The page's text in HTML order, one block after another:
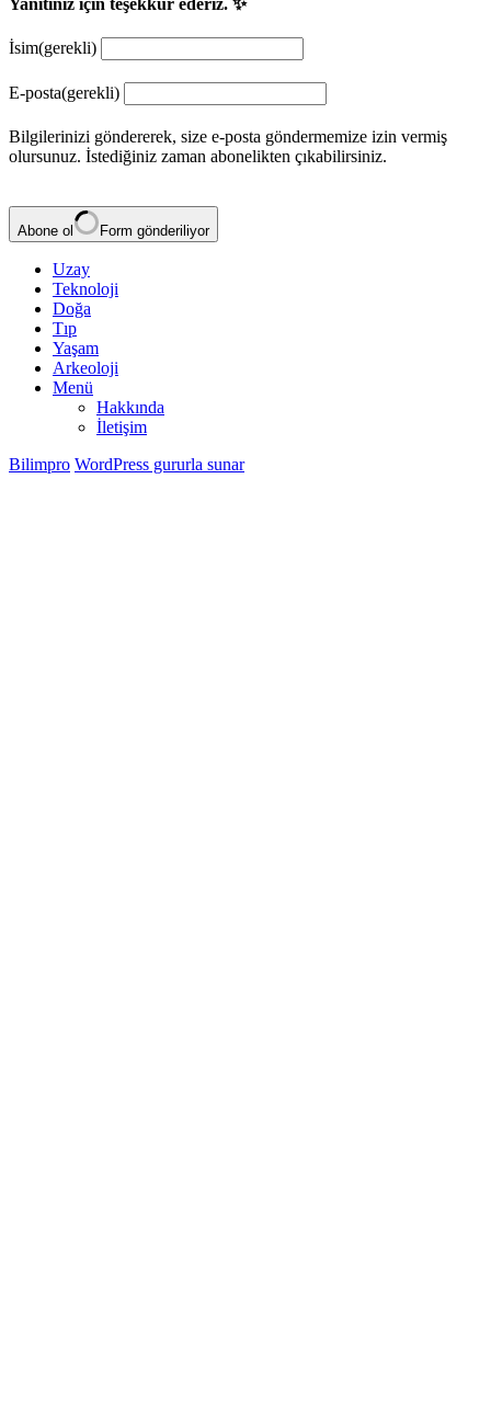
İsim(gerekli)
E-posta(gerekli)
Bilgilerinizi göndererek, size e-posta göndermemize izin vermiş
olursunuz. İstediğiniz zaman abonelikten çıkabilirsiniz.
Abone ol Form gönderiliyor
Uzay
Teknoloji
Doğa
Tıp
Yaşam
Arkeoloji
Menü
Hakkında
İletişim
Bilimpro WordPress gururla sunar